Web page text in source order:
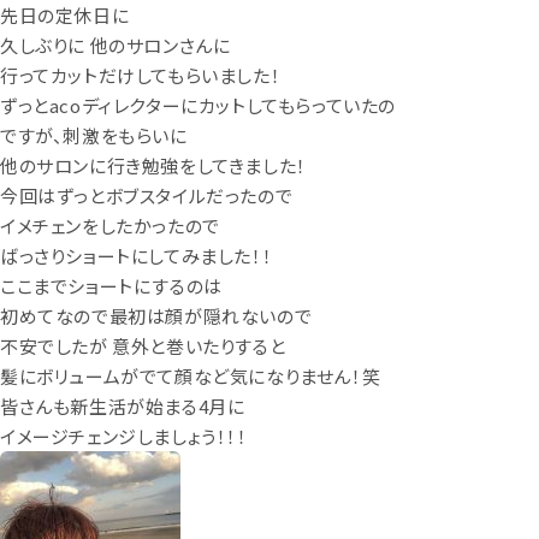
先日の定休日に
久しぶりに 他のサロンさんに
行ってカットだけしてもらいました！
ずっとacoディレクターにカットしてもらっていたの
ですが、刺激をもらいに
他のサロンに行き勉強をしてきました！
今回はずっとボブスタイルだったので
イメチェンをしたかったので
ばっさりショートにしてみました！！
ここまでショートにするのは
初めてなので最初は顔が隠れないので
不安でしたが 意外と巻いたりすると
髪にボリュームがでて顔など気になりません！笑
皆さんも新生活が始まる4月に
イメージチェンジしましょう！！！